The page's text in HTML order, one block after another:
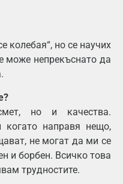
колебая“, но се научих
може непрекъснато да
но и качества.
направя нещо,
не могат да ми се
и борбен. Всичко това
трудностите.